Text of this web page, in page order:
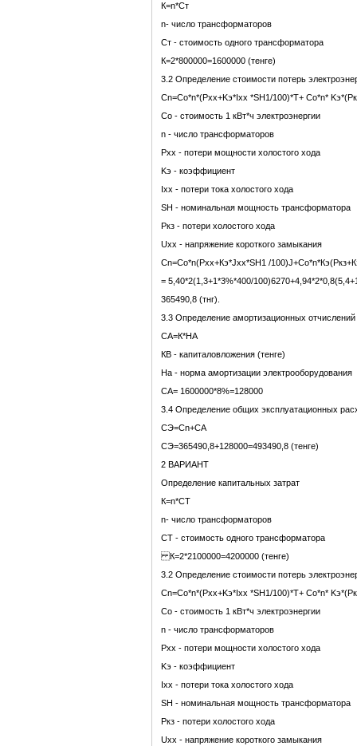
К=n*Cт
n- число трансформаторов
Cт - стоимость одного трансформатора
К=2*800000=1600000 (тенге)
3.2 Определение стоимости потерь
Cn=Co*n*(Pхх+Kэ*Iхх *SH1/100)*T+ Co*n*
Co - стоимость 1 кВт*ч электроэнергии
n - число трансформаторов
Pхх - потери мощности холостого хода
Kэ - коэффициент
Iхх - потери тока холостого хода
SH - номинальная мощность трансформатора
Pкз - потери холостого хода
Uхх - напряжение короткого замыкания
Сn=Co*n(Pxx+Кэ*Jxx*SH1 /
= 5,40*2(1,3+1*3%*400/
365490,8 (тнг).
3.3 Определение амортизационных отчислений
СА=К*НА
КВ - капиталовложения (тенге)
На - норма амортизации электрооборудования
СА= 1600000*8%=128000
3.4 Определение общих эксплуатационных
СЭ=Сn+СА
СЭ=365490,8+128000=493490,8 (тенге)
2 ВАРИАНТ
Определение капитальных затрат
К=n*CТ
n- число трансформаторов
CТ - стоимость одного трансформатора
К=2*2100000=4200000 (тенге)
3.2 Определение стоимости потерь
Cn=Co*n*(Pхх+Kэ*Iхх *SH1/100)*T+ Co*n*
Co - стоимость 1 кВт*ч электроэнергии
n - число трансформаторов
Pхх - потери мощности холостого хода
Kэ - коэффициент
Iхх - потери тока холостого хода
SH - номинальная мощность трансформатора
Pкз - потери холостого хода
Uхх - напряжение короткого замыкания